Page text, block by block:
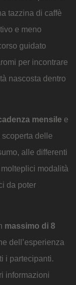
tazzina di caffè
e meno
guidato
per incontrare
nascosta dentro
mensile e
delle
alle differenti
modalità
da poter
massimo di 8
dell’esperienza
i partecipanti.
informazioni